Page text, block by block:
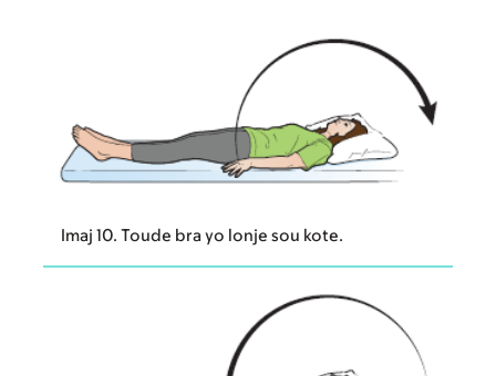
Imaj 10. Toude bra yo lonje sou kote.